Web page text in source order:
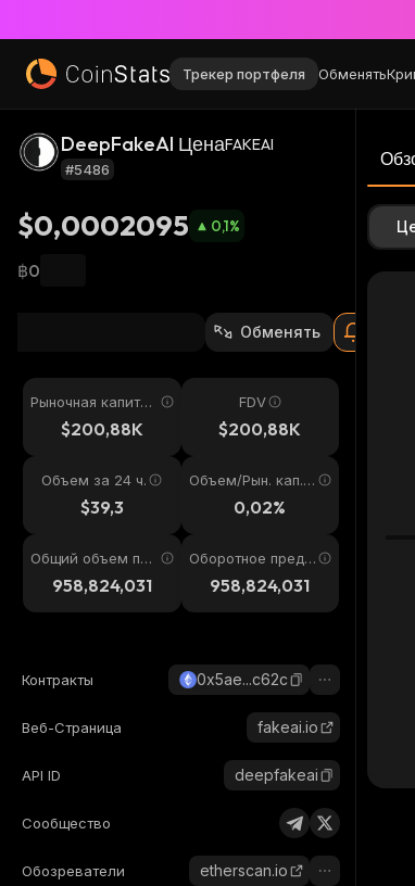
Трекер портфеля Обменять
DeepFakeAI ЦенаFAKEAI
#5486
$0,0002095 0,1%
฿0
Обменять
Рыночная капитал
изация$200,88K
FDV
$200,88K
Объем за 24 ч.
$39,3
Объем/Рын. кап. 2
0,02%
Общий объем пре
дложения
958,824,031
Оборотное предл
ожение
958,824,031
Контракты 0x5ae...c62c
Веб-Страница fakeai.io
API ID deepfakeai
Сообщество
Обозреватели etherscan.io